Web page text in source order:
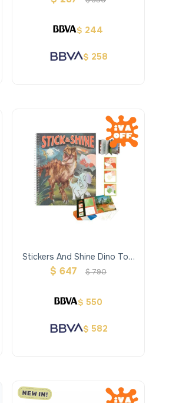
$ 244
$ 258
Stickers And Shine Dino Top
Model
$ 647 $790
$ 550
$ 582